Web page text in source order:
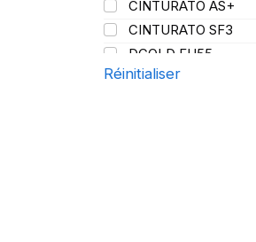
121/120
123
136/134
CINTURATO AS+
CINTURATO SF3
DCOLD FH55
DIABLO SCOOTER R
Réinitialiser